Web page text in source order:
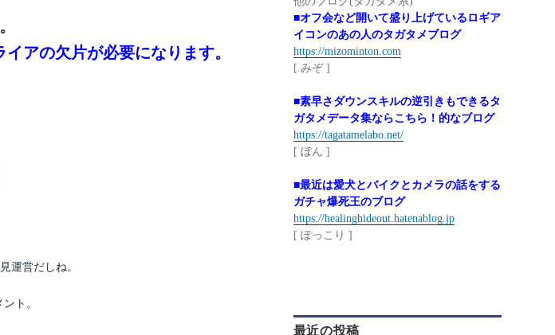
アの欠片が必要になります。
運営だしね。
ト。
■オフ会など開いて盛り上げているロギア
イコンのあの人のタガタメブログ
https://mizominton.com
[ みぞ ]
■素早さダウンスキルの逆引きもできるタ
ガタメデータ集ならこちら！的なブログ
https://tagatamelabo.net/
[ ぼん ]
■最近は愛犬とバイクとカメラの話をする
ガチャ爆死王のブログ
https://healinghideout.hatenablog.jp
[ ぽっこり ]
最近の投稿